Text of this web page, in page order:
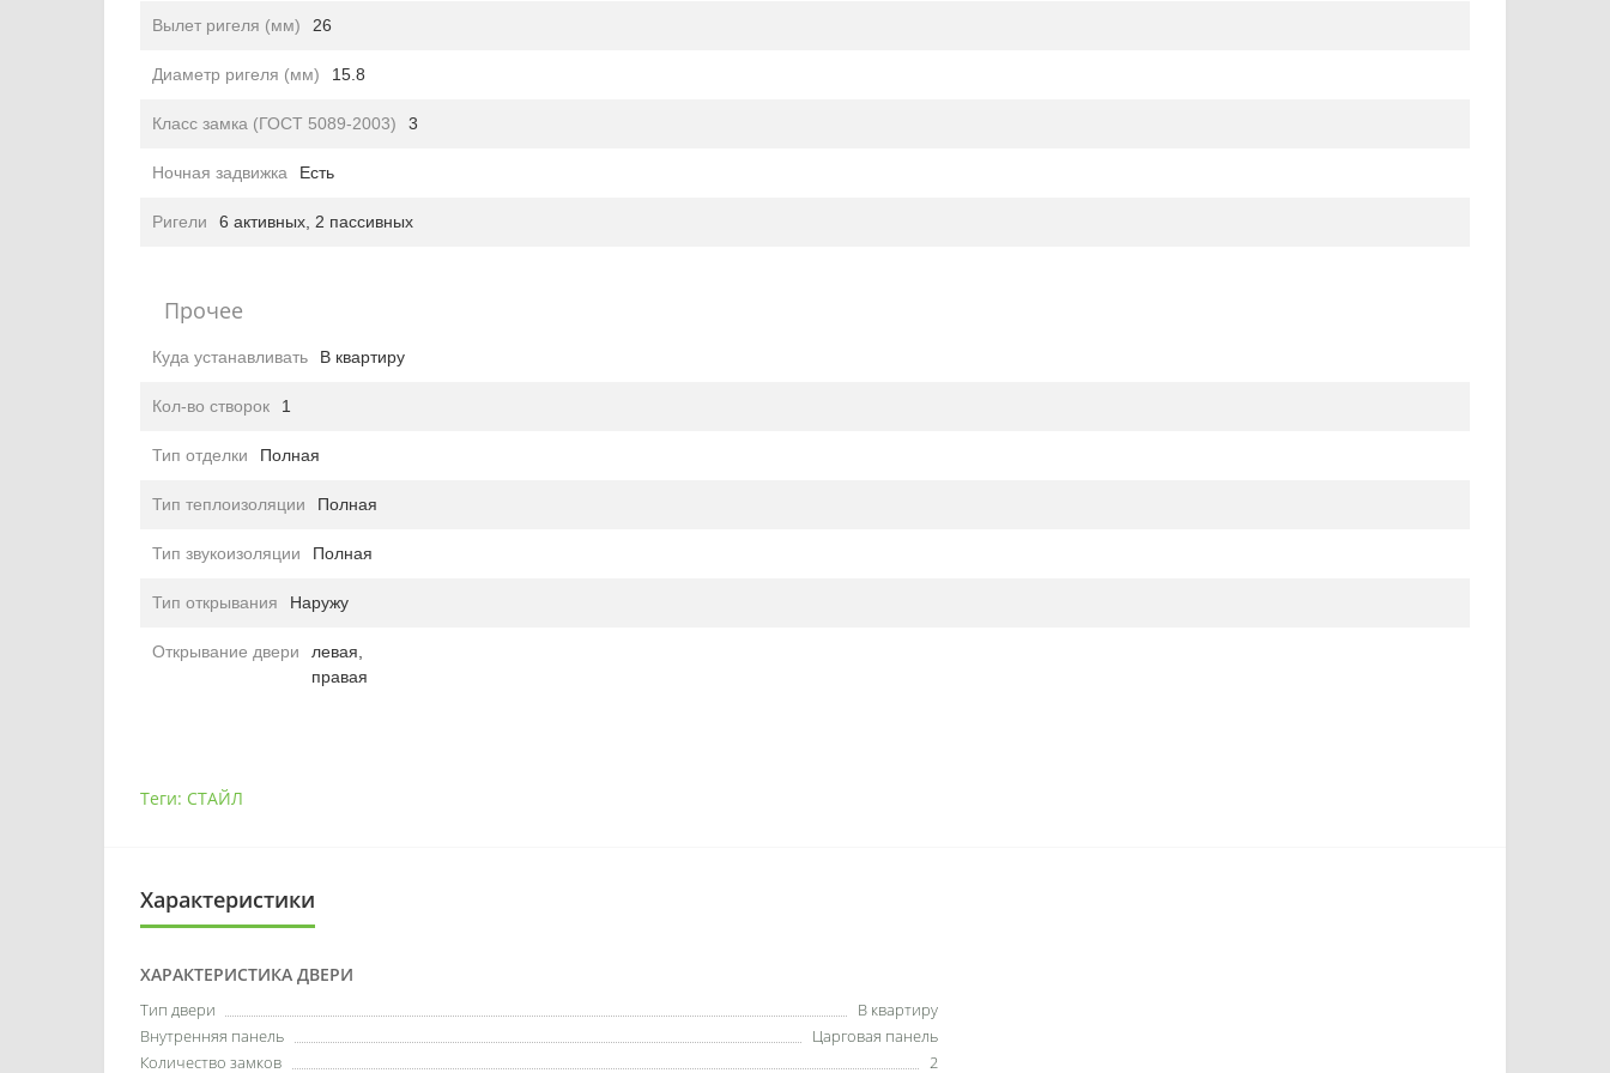
Вылет ригеля (мм) 26
Диаметр ригеля (мм) 15.8
Класс замка (ГОСТ 5089-2003) 3
Ночная задвижка Есть
Ригели 6 активных, 2 пассивных
Прочее
Куда устанавливать В квартиру
Кол-во створок 1
Тип отделки Полная
Тип теплоизоляции Полная
Тип звукоизоляции Полная
Тип открывания Наружу
Открывание двери
левая,
правая
Теги: СТАЙЛ
Характеристики
ХАРАКТЕРИСТИКА ДВЕРИ
Тип двери
В квартиру
Внутренняя панель
Царговая панель
Количество замков
2